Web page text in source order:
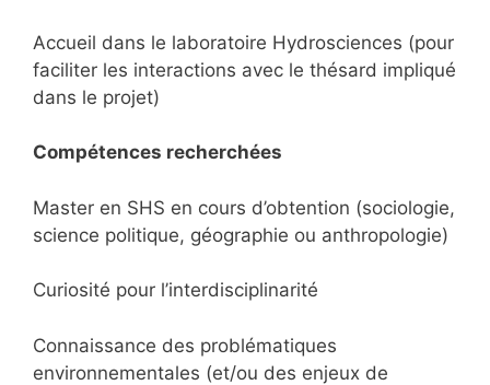
Accueil dans le laboratoire Hydrosciences (pour
faciliter les interactions avec le thésard impliqué
dans le projet)
Compétences recherchées
Master en SHS en cours d’obtention (sociologie,
science politique, géographie ou anthropologie)
Curiosité pour l’interdisciplinarité
Connaissance des problématiques
environnementales (et/ou des enjeux de